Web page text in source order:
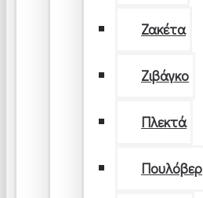
Ζακέτα
Ζιβάγκο
Πλεκτά
Πουλόβερ